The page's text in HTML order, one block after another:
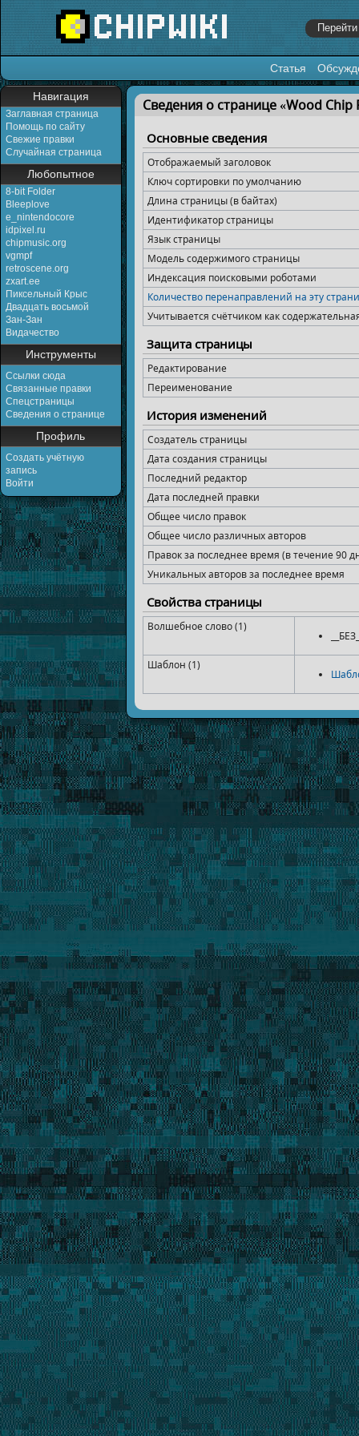
Статья
Навигация
Заглавная страница
Помощь по сайту
Свежие правки
Случайная страница
Любопытное
8-bit Folder
Bleeplove
e_nintendocore
idpixel.ru
chipmusic.org
vgmpf
retroscene.org
zxart.ee
Пиксельный Крыс
Двадцать восьмой
Зан-Зан
Видачество
Инструменты
Ссылки сюда
Связанные правки
Спецстраницы
Сведения о странице
Профиль
Создать учётную
запись
Войти
Перейти к:навигация,поиск
Сведения о странице «Wood Chip
Основные сведения
Отображаемый заголовок
Ключ сортировки по умолчанию
Длина страницы (в байтах)
Идентификатор страницы
Язык страницы
Модель содержимого страницы
Индексация поисковыми роботами
Количество перенаправлений на эту
Учитывается счётчиком как
Защита страницы
Редактирование
Переименование
История изменений
Создатель страницы
Дата создания страницы
Последний редактор
Дата последней правки
Общее число правок
Общее число различных авторов
Правок за последнее время (в течение 90
Уникальных авторов за последнее время
Свойства страницы
Волшебное слово (1)
Шаблон (1)